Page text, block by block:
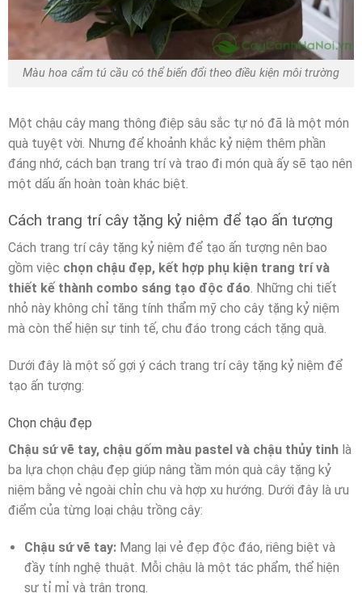
Màu hoa cẩm tú cầu có thể biến đổi theo điều kiện môi trường
Một chậu cây mang thông điệp sâu sắc tự nó đã là một món
quà tuyệt vời. Nhưng để khoảnh khắc kỷ niệm thêm phần
đáng nhớ, cách bạn trang trí và trao đi món quà ấy sẽ tạo nên
một dấu ấn hoàn toàn khác biệt.
Cách trang trí cây tặng kỷ niệm để tạo ấn tượng
Cách trang trí cây tặng kỷ niệm để tạo ấn tượng nên bao
gồm việc chọn chậu đẹp, kết hợp phụ kiện trang trí và
thiết kế thành combo sáng tạo độc đáo. Những chi tiết
nhỏ này không chỉ tăng tính thẩm mỹ cho cây tặng kỷ niệm
mà còn thể hiện sự tinh tế, chu đáo trong cách tặng quà.
Dưới đây là một số gợi ý cách trang trí cây tặng kỷ niệm để
tạo ấn tượng:
Chọn chậu đẹp
Chậu sứ vẽ tay, chậu gốm màu pastel và chậu thủy tinh là
ba lựa chọn chậu đẹp giúp nâng tầm món quà cây tặng kỷ
niệm bằng vẻ ngoài chỉn chu và hợp xu hướng. Dưới đây là ưu
điểm của từng loại chậu trồng cây:
Chậu sứ vẽ tay: Mang lại vẻ đẹp độc đáo, riêng biệt và
đầy tính nghệ thuật. Mỗi chậu là một tác phẩm, thể hiện
sự tỉ mỉ và trân trọng.